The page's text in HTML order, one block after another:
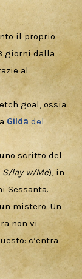
il proprio
giorni dalla
al
goal, ossia
Gilda del
scritto del
S/lay w/Me), in
Sessanta.
mistero. Un
non vi
c’entra